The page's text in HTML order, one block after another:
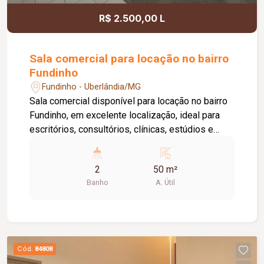
R$ 2.500,00 L
Sala comercial para locação no bairro
Fundinho
Fundinho - Uberlândia/MG
Sala comercial disponível para locação no bairro
Fundinho, em excelente localização, ideal para
escritórios, consultórios, clínicas, estúdios e
aproximadamente 50 m², forro em gesso, copa,
ponto de água, interfone e acesso por senha,
oferecendo praticidade e funcionalidade para o
banheiros feminino e masculino com
acessibilidade, controle de acesso facial, água
2
Banho
50 m²
A. Útil
Cód. 84808